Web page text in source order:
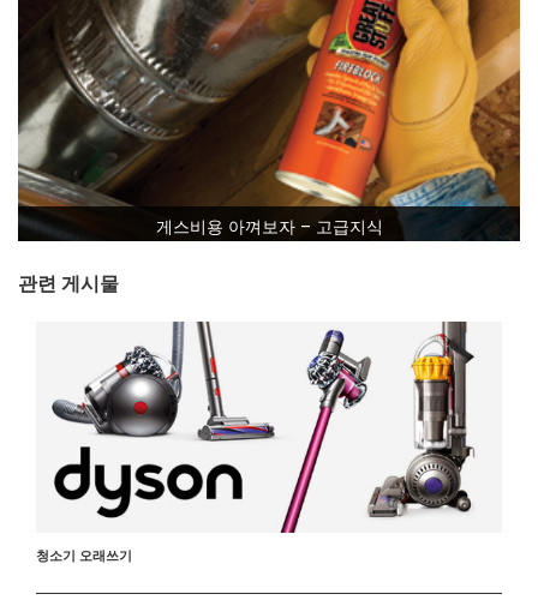
게스비용 아껴보자 – 고급지식
관련 게시물
청소기 오래쓰기